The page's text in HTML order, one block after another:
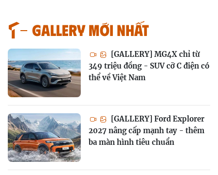
GALLERY MỚI NHẤT
[GALLERY] MG4X chỉ từ
349 triệu đồng - SUV cỡ C điện có
thể về Việt Nam
[GALLERY] Ford Explorer
2027 nâng cấp mạnh tay - thêm
ba màn hình tiêu chuẩn